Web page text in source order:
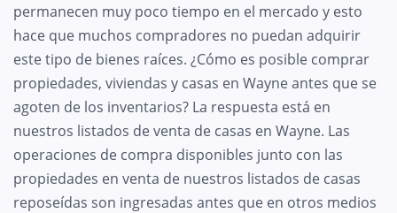
permanecen muy poco tiempo en el mercado y esto
hace que muchos compradores no puedan adquirir
este tipo de bienes raíces. ¿Cómo es posible comprar
propiedades, viviendas y casas en Wayne antes que se
agoten de los inventarios? La respuesta está en
nuestros listados de venta de casas en Wayne. Las
operaciones de compra disponibles junto con las
propiedades en venta de nuestros listados de casas
reposeídas son ingresadas antes que en otros medios